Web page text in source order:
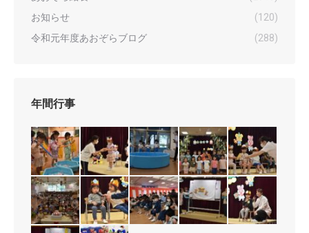
お知らせ
(120)
令和元年度あおぞらブログ
(288)
年間行事